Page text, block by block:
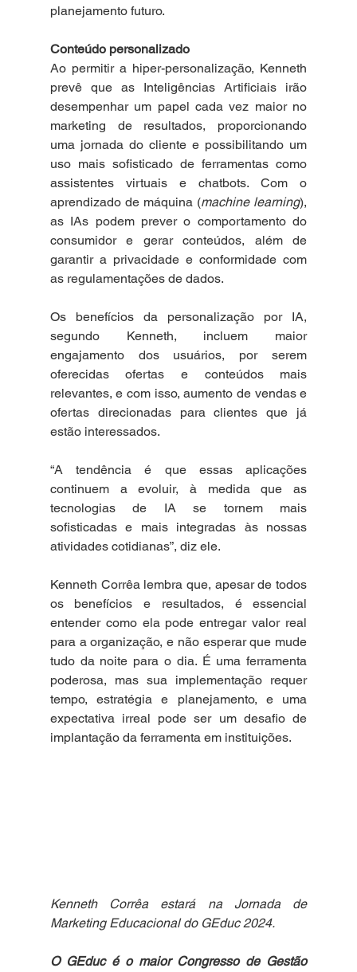
planejamento futuro.
Conteúdo personalizado
Ao permitir a hiper-personalização, Kenneth
prevê que as Inteligências Artificiais irão
desempenhar um papel cada vez maior no
marketing de resultados, proporcionando
uma jornada do cliente e possibilitando um
uso mais sofisticado de ferramentas como
assistentes virtuais e chatbots. Com o
aprendizado de máquina (machine learning),
as IAs podem prever o comportamento do
consumidor e gerar conteúdos, além de
garantir a privacidade e conformidade com
as regulamentações de dados.
Os benefícios da personalização por IA,
segundo Kenneth, incluem maior
engajamento dos usuários, por serem
oferecidas ofertas e conteúdos mais
relevantes, e com isso, aumento de vendas e
ofertas direcionadas para clientes que já
estão interessados.
“A tendência é que essas aplicações
continuem a evoluir, à medida que as
tecnologias de IA se tornem mais
sofisticadas e mais integradas às nossas
atividades cotidianas”, diz ele.
Kenneth Corrêa lembra que, apesar de todos
os benefícios e resultados, é essencial
entender como ela pode entregar valor real
para a organização, e não esperar que mude
tudo da noite para o dia. É uma ferramenta
poderosa, mas sua implementação requer
tempo, estratégia e planejamento, e uma
expectativa irreal pode ser um desafio de
implantação da ferramenta em instituições.
Kenneth Corrêa estará na Jornada de
Marketing Educacional do GEduc 2024.
O GEduc é o maior Congresso de Gestão